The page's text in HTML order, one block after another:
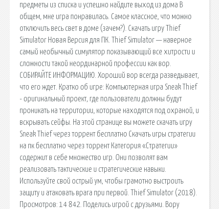
предметы из списка и успешно найдите выход из дома В
общем, мне игра понравилась. Самое классное, что можно
отключить весь свет в доме (зачем?). Скачать игру Thief
Simulator Новая Версия для ПК. Thief Simulator — наверное
самый необычный симулятор показывающий все хитрости и
сложности такой неординарной профессии как вор.
СОБИРАЙТЕ ИНФОРМАЦИЮ. Хороший вор всегда разведывает,
что его ждет. Кратко об игре: Компьютерная игра Sneak Thief
- оригинальный проект, где пользователи должны будут
проникать на территории, которые находятся под охраной, и
вскрывать сейфы. На этой странице вы можете скачать игру
Sneak Thief через торрент бесплатно Скачать игры стратегии
на пк бесплатно через торрент Категория «Стратегии»
содержит в себе множество игр. Они позволят вам
реализовать тактические и стратегические навыки.
Используйте свой острый ум, чтобы грамотно выстроить
защиту и атаковать врага при первой. Thief Simulator (2018).
Просмотров: 14 842. Поделись игрой с друзьями. Вору